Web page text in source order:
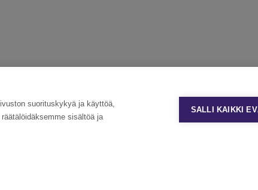
suorituskykyä ja käyttöä,
sisältöä ja
SALLI KAIKKI